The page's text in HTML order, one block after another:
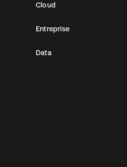
Cloud
Entreprise
Data